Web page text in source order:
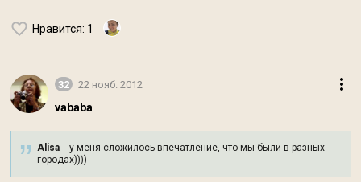
Нравится: 1
32 22 нояб. 2012
vababa
Alisa у меня сложилось впечатление, что мы были в разных
городах))))